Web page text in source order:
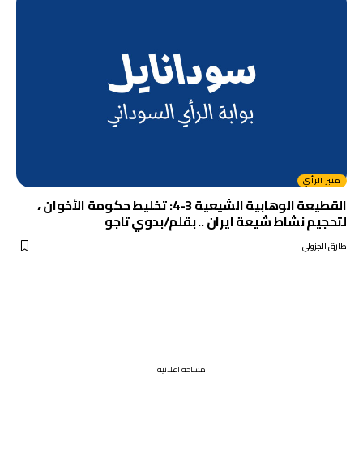
منبر الرأي
القطيعة الوهابية الشيعية 3-4: تخليط حكومة الأخوان ،
لتحجيم نشاط شيعة ايران .. بقلم/بدوي تاجو
طارق الجزولي
مساحة اعلانية